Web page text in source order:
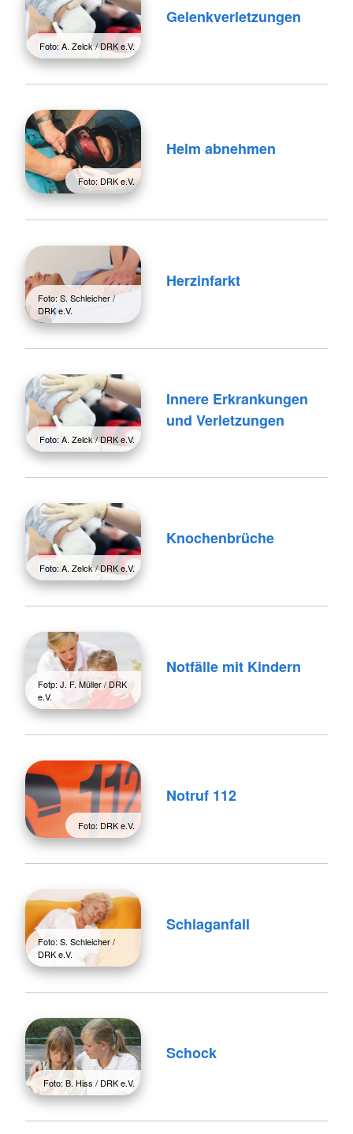
Foto: A. Zelck / DRK e.V.
Gelenkverletzungen
Foto: DRK e.V.
Helm abnehmen
Foto: S. Schleicher /
DRK e.V.
Herzinfarkt
Foto: A. Zelck / DRK e.V.
Innere Erkrankungen
und Verletzungen
Foto: A. Zelck / DRK e.V.
Knochenbrüche
Fotp: J. F. Müller / DRK
e.V.
Notfälle mit Kindern
Foto: DRK e.V.
Notruf 112
Foto: S. Schleicher /
DRK e.V.
Schlaganfall
Foto: B. Hiss / DRK e.V.
Schock